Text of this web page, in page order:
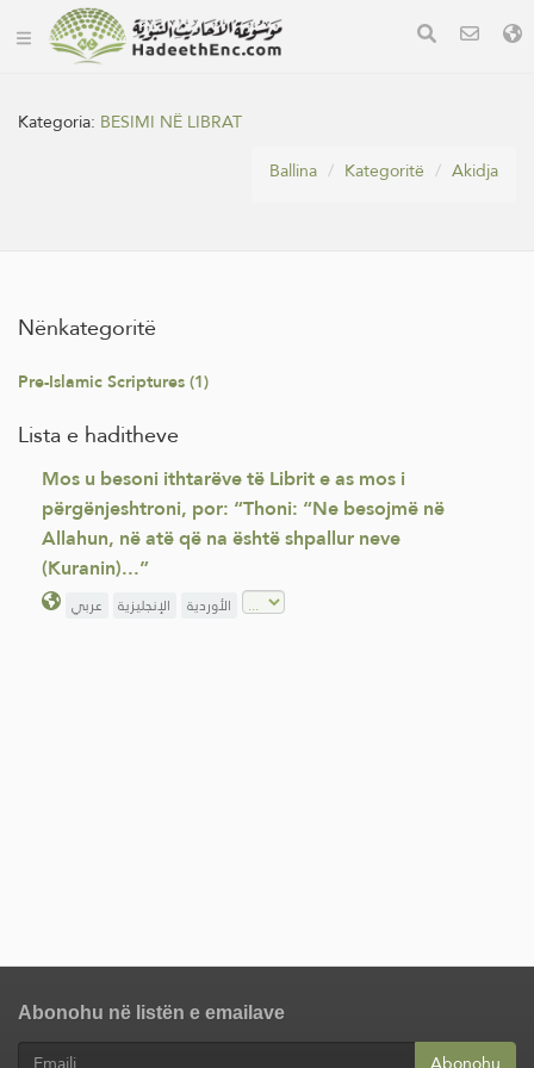
Kategoria: BESIMI NË LIBRAT
Ballina
Kategoritë Akidja
Nënkategoritë
Pre-Islamic Scriptures (1)
Lista e haditheve
Mos u besoni ithtarëve të Librit e as mos i
përgënjeshtroni, por: “Thoni: “Ne besojmë në
Allahun, në atë që na është shpallur neve
(Kuranin)...”
عربي الإنجليزية الأوردية
Abonohu në listën e emailave